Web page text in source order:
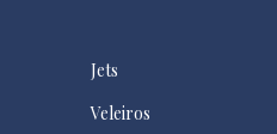
Jets
Veleiros